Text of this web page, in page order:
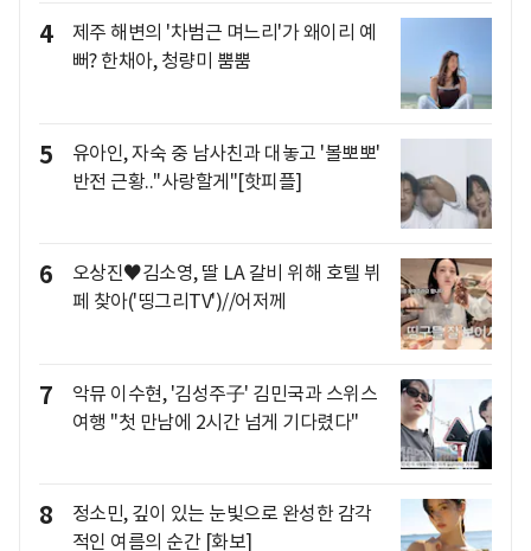
4
제주 해변의 '차범근 며느리'가 왜이리 예
뻐? 한채아, 청량미 뿜뿜
5
유아인, 자숙 중 남사친과 대놓고 '볼뽀뽀'
반전 근황.."사랑할게"[핫피플]
6
오상진♥김소영, 딸 LA 갈비 위해 호텔 뷔
페 찾아('띵그리TV')//어저께
7
악뮤 이수현, '김성주子' 김민국과 스위스
여행 "첫 만남에 2시간 넘게 기다렸다"
8
정소민, 깊이 있는 눈빛으로 완성한 감각
적인 여름의 순간 [화보]